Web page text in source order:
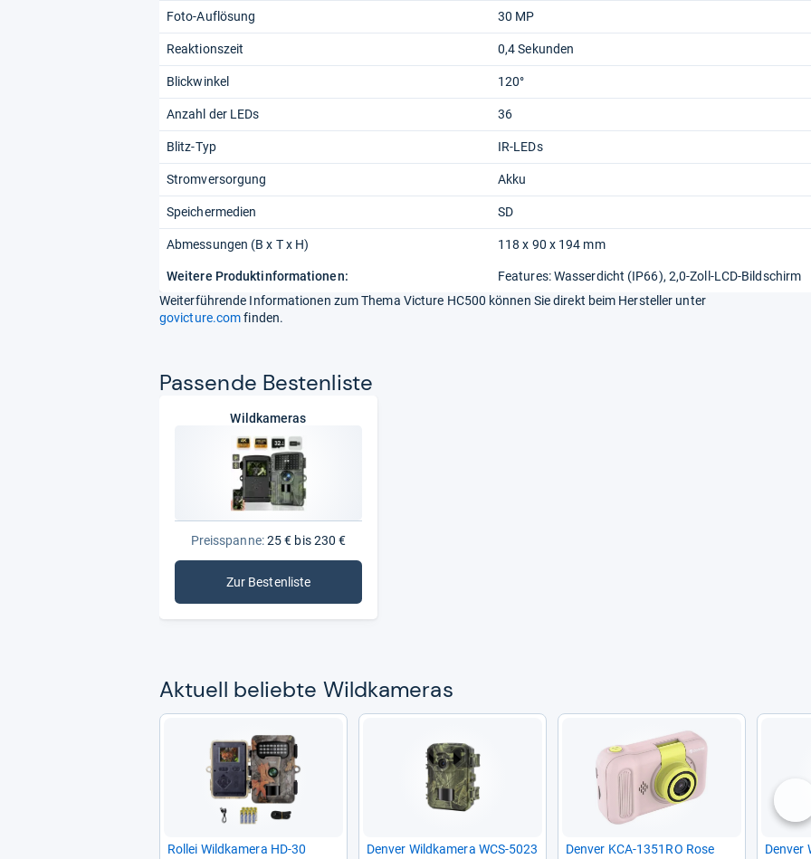
Foto-Auflösung 30 MP
Reaktionszeit 0,4 Sekunden
Blickwinkel 120°
Anzahl der LEDs 36
Blitz-Typ IR-LEDs
Stromversorgung Akku
Speichermedien SD
Abmessungen (B x T x H) 118 x 90 x 194 mm
Weitere Produktinformationen:
Features: Wasserdicht (IP66), 2,0-Zoll-LCD-Bildschirm
Weiterführende Informationen zum Thema Victure HC500 können Sie direkt beim Hersteller unter
govicture.comfinden.
Pas­sende Bes­ten­liste
Wildkameras
Preisspanne:25 € bis 230 €
Zur Bestenliste
: Wildkameras
Aktu­ell beliebte Wild­ka­me­ras
Rol­lei Wild­ka­mera HD-​30 Den­ver Wild­ka­mera WCS-​5023 Den­ver KCA-​1351RO Rose Den­ver